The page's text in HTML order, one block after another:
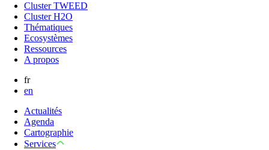
Cluster TWEED
Cluster H2O
Thématiques
Ecosystèmes
Ressources
A propos
fr
en
Actualités
Agenda
Cartographie
Services